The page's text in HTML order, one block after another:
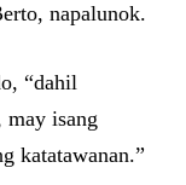
napalunok.
“dahil
may isang
katatawanan.”